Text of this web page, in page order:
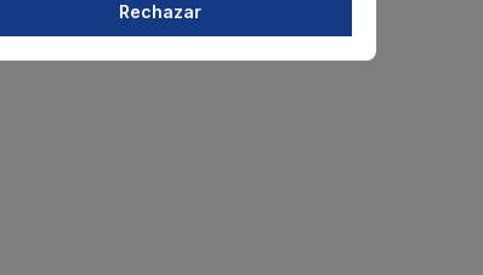
Rechazar